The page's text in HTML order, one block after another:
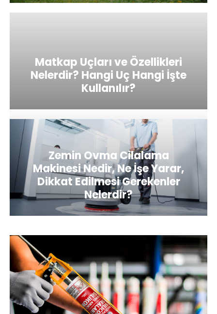
Matkap Uçları ve Özellikleri
Nelerdir? Hangi Uç Hangi İşte
Kullanılır?
Zemin Ovma Cilalama
Makinesi Nedir, Ne İşe Yarar,
Dikkat Edilmesi Gerekenler
Nelerdir?